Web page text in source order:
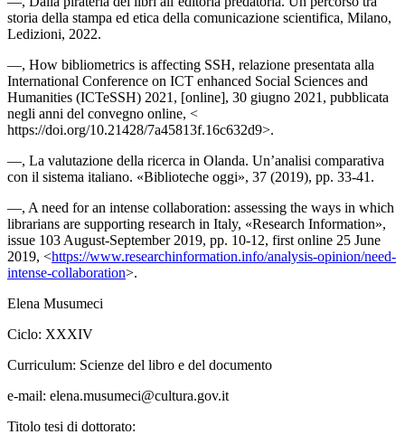
storia della stampa ed etica della comunicazione scientifica, Milano,
Ledizioni, 2022.
—, How bibliometrics is affecting SSH, relazione presentata alla
International Conference on ICT enhanced Social Sciences and
Humanities (ICTeSSH) 2021, [online], 30 giugno 2021, pubblicata
negli anni del convegno online, <
https://doi.org/10.21428/7a45813f.16c632d9>.
—, La valutazione della ricerca in Olanda. Un’analisi comparativa
con il sistema italiano. «Biblioteche oggi», 37 (2019), pp. 33-41.
—, A need for an intense collaboration: assessing the ways in which
librarians are supporting research in Italy, «Research Information»,
issue 103 August-September 2019, pp. 10-12, first online 25 June
2019, <https://www.researchinformation.info/analysis-opinion/need-
intense-collaboration>.
Elena Musumeci
Ciclo: XXXIV
Curriculum: Scienze del libro e del documento
e-mail: elena.musumeci@cultura.gov.it
Titolo tesi di dottorato: